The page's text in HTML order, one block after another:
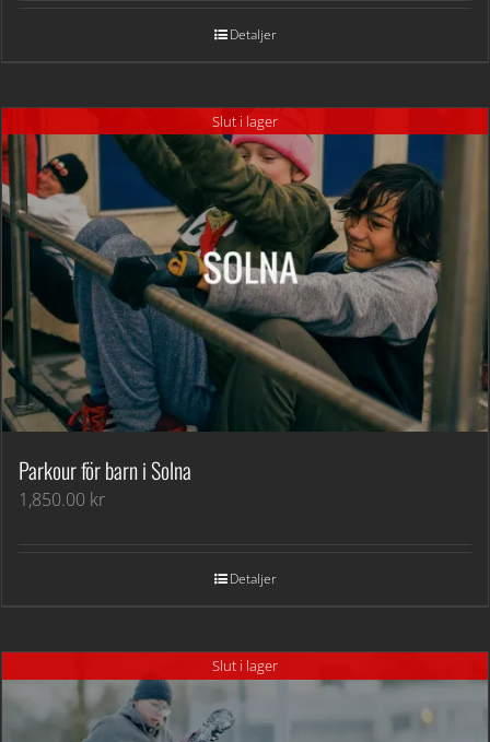
Detaljer
Slut i lager
Parkour för barn i Solna
1,850.00 kr
Detaljer
Slut i lager